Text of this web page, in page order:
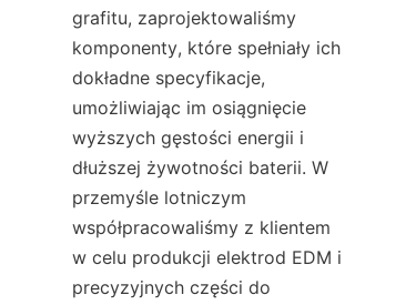
grafitu, zaprojektowaliśmy
komponenty, które spełniały ich
dokładne specyfikacje,
umożliwiając im osiągnięcie
wyższych gęstości energii i
dłuższej żywotności baterii. W
przemyśle lotniczym
współpracowaliśmy z klientem
w celu produkcji elektrod EDM i
precyzyjnych części do